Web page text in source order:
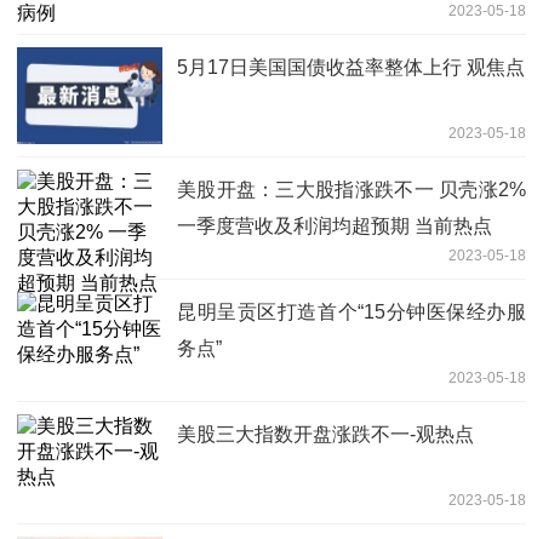
2023-05-18
5月17日美国国债收益率整体上行 观焦点
2023-05-18
美股开盘：三大股指涨跌不一 贝壳涨2%
一季度营收及利润均超预期 当前热点
2023-05-18
昆明呈贡区打造首个“15分钟医保经办服
务点”
2023-05-18
美股三大指数开盘涨跌不一-观热点
2023-05-18